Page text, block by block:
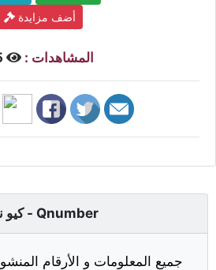
أضف مزايدة
المشاهدات :
كيو نمبر - Qnumber
جميع المعلومات و الأرقام